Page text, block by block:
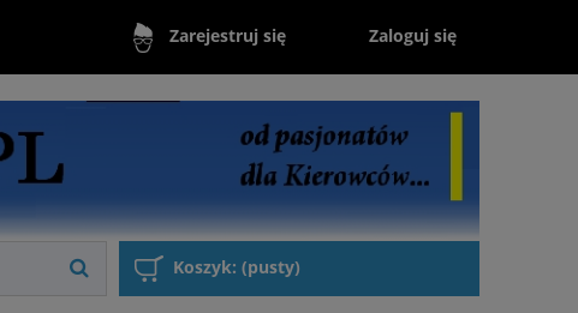
Zarejestruj się Zaloguj się
Koszyk: (pusty)